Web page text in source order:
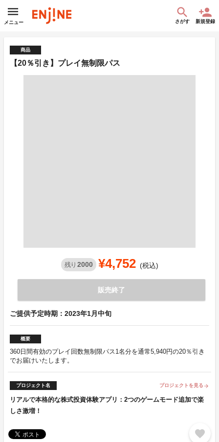
メニュー さがす 新規登録
商品
【20％引き】プレイ無制限パス
残り 2000 ¥4,752 (税込)
販売終了
ご提供予定時期：2023年1月中旬
概要
360日間有効のプレイ回数無制限パス1名分を通常5,940円の20％引き
でお届けいたします。
プロジェクト名 プロジェクトを見る arrow_forward
リアルで本格的な株式投資体験アプリ：2つのゲームモード追加で楽
しさ激増！
favorite